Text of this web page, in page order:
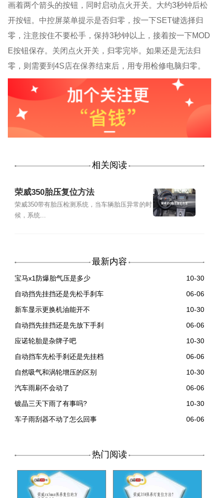
画着两个箭头的按钮，同时启动点火开关。大约3秒钟后松
开按钮。中控屏菜单提示是否归零，按一下SET键选择归
零，注意按住不要松手，保持3秒钟以上，接着按一下MOD
E按钮保存。关闭点火开关，归零完毕。如果还是无法归
零，则需要到4S店在保养结束后，用专用检修电脑归零。
相关阅读
荣威350胎压复位方法
荣威350带有胎压检测系统，当车辆胎压异常的时
候，系统...
最新内容
宝马x1防爆胎气压是多少
10-30
自动挡先挂挡还是先松手刹车
06-06
新车显示更换机油能开不
10-30
自动挡先挂挡还是先放下手刹
06-06
应诺轮胎是杂牌子吧
10-30
自动挡车先松手刹还是先挂档
06-06
自然吸气和涡轮增压的区别
10-30
汽车雨刷不会动了
06-06
镀晶三天下雨了有事吗?
10-30
车子雨刮器不动了怎么回事
06-06
热门阅读